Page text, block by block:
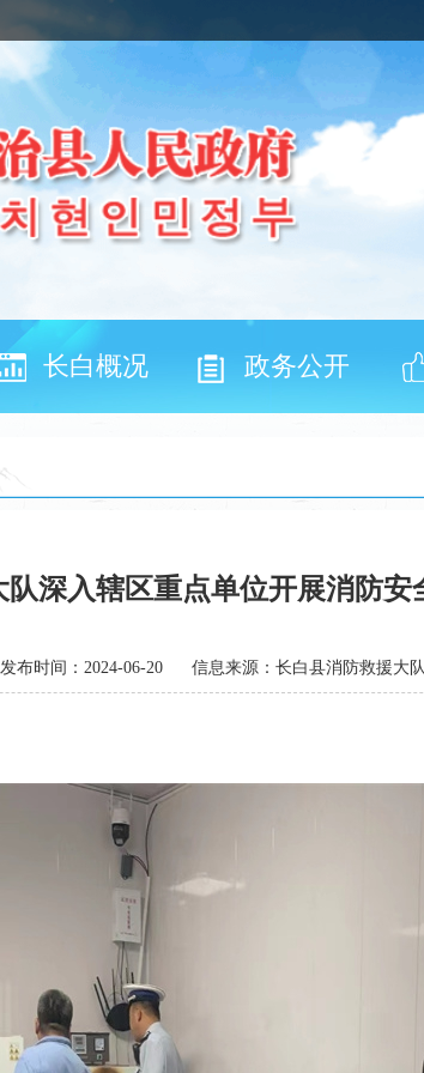
长白概况 政务公开
队深入辖区重点单位开展消防安
发布时间：2024-06-20 信息来源：长白县消防救援大队